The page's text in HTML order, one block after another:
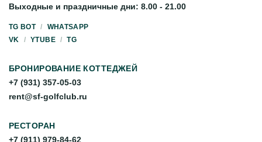
Выходные и праздничные дни: 8.00 - 21.00
TG BOT
WHATSAPP
VK
YTUBE TG
БРОНИРОВАНИЕ КОТТЕДЖЕЙ
+7 (931) 357-05-03
rent@sf-golfclub.ru
РЕСТОРАН
+7 (911) 979-84-62